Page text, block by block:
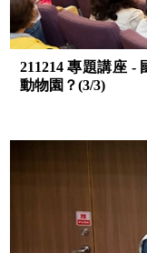
211214 專題講座 -
動物園？(3/3)